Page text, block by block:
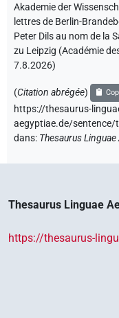
Akademie der
lettres de Berlin-
Peter Dils au nom de la
zu Leipzig (Académie
7.8.2026)
(Citation abrégée)
https://thesaurus-
aegyptiae.de/sentence/
dans: Thesaurus
Thesaurus Linguae
https://thesaurus-